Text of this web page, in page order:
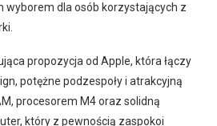
wyborem dla osób korzystających z
propozycja od Apple, która łączy
potężne podzespoły i atrakcyjną
procesorem M4 oraz solidną
który z pewnością zaspokoi